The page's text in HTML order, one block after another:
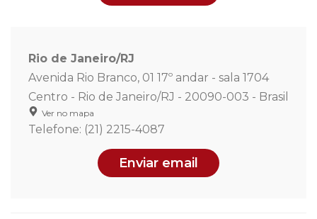
Rio de Janeiro/RJ
Avenida Rio Branco, 01 17º andar - sala 1704
Centro - Rio de Janeiro/RJ - 20090-003 - Brasil
Ver no mapa
Telefone: (21) 2215-4087
Enviar email